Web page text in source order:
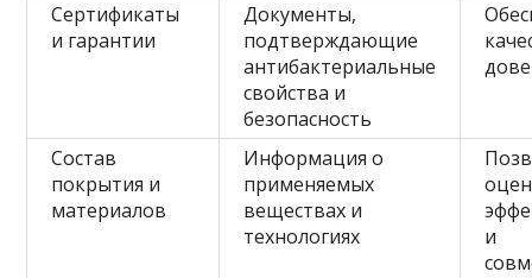
Сертификаты
и гарантии
Документы,
подтверждающие
антибактериальные
свойства и
безопасность
Состав
покрытия и
материалов
Информация о
применяемых
веществах и
технологиях
и